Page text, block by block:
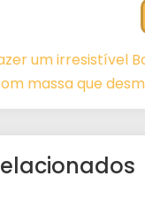
um irresistível
massa que